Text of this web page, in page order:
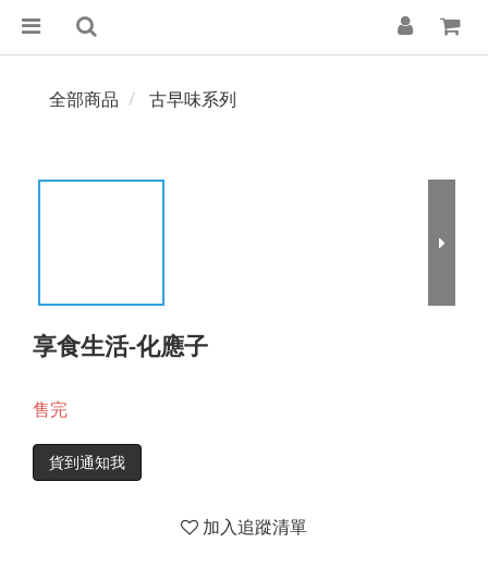
全部商品 古早味系列
享食生活-化應子
售完
貨到通知我
加入追蹤清單